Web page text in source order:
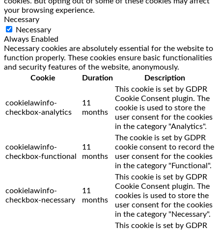
your browsing experience.
Necessary
Necessary
Always Enabled
Necessary cookies are absolutely essential for the website to
function properly. These cookies ensure basic functionalities
and security features of the website, anonymously.
Cookie
Duration Description
cookielawinfo-
checkbox-analytics
11
months
This cookie is set by GDPR
Cookie Consent plugin. The
cookie is used to store the
user consent for the cookies
in the category "Analytics".
cookielawinfo-
checkbox-functional
11
months
The cookie is set by GDPR
cookie consent to record the
user consent for the cookies
in the category "Functional".
cookielawinfo-
checkbox-necessary
11
months
This cookie is set by GDPR
Cookie Consent plugin. The
cookies is used to store the
user consent for the cookies
in the category "Necessary".
This cookie is set by GDPR